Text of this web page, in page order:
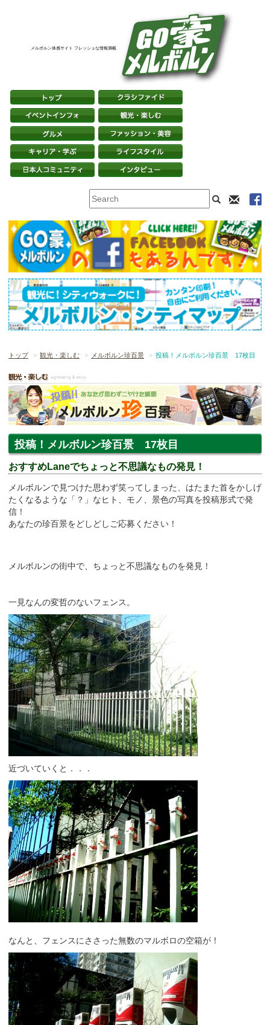
メルボルン体感サイト フレッシュな情報満載
トップ 観光・楽しむ メルボルン珍百景 投稿！メルボルン珍百景 17枚目
投稿！メルボルン珍百景 17枚目
おすすめLaneでちょっと不思議なもの発見！
メルボルンで見つけた思わず笑ってしまった、はたまた首をかしげ
たくなるような「？」なヒト、モノ、景色の写真を投稿形式で発
信！
あなたの珍百景をどしどしご応募ください！
メルボルンの街中で、ちょっと不思議なものを発見！
一見なんの変哲のないフェンス。
近づいていくと．．．
なんと、フェンスにささった無数のマルボロの空箱が！